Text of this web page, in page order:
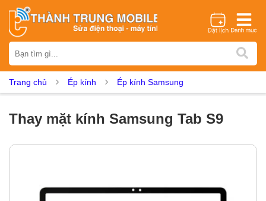
iPhone Samsung Oppo Xiaomi Realme Vivo
Vsmart Huawei Google Pixel
Dịch vụ sửa chữa
Thay mic Thay rung Thay main Unlock - Mở Khoá
Trang chủ Ép kính Ép kính Samsung
Thay mặt kính Samsung Tab S9